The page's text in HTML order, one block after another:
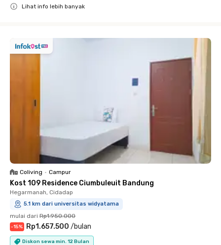
Lihat info lebih banyak
Coliving • Campur
Kost 109 Residence Ciumbuleuit Bandung
Hegarmanah, Cidadap
5.1 km dari universitas widyatama
mulai dari Rp1.950.000
-15% Rp1.657.500 /bulan
Diskon sewa min. 12 Bulan